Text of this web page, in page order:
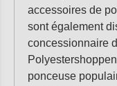
accessoires de
sont également
concessionnaire
ponceuse